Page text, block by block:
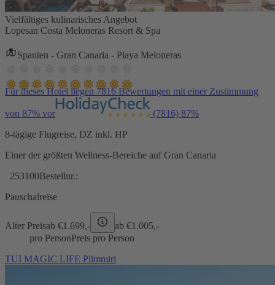
Vielfältiges kulinarisches Angebot
Lopesan Costa Meloneras Resort & Spa
Spanien - Gran Canaria - Playa Meloneras
Für dieses Hotel liegen 7816 Bewertungen mit einer Zustimmung
von 87% vor (7816) 87%
8-tägige Flugreise, DZ inkl. HP
Einer der größten Wellness-Bereiche auf Gran Canaria
253100Bestellnr.:
Pauschalreise
Alter Preisab €1.699,- ab €1.005,-
pro PersonPreis pro Person
TUI MAGIC LIFE Plimmiri